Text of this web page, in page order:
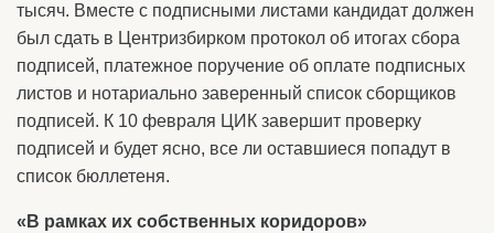
тысяч. Вместе с подписными листами кандидат должен
был сдать в Центризбирком протокол об итогах сбора
подписей, платежное поручение об оплате подписных
листов и нотариально заверенный список сборщиков
подписей. К 10 февраля ЦИК завершит проверку
подписей и будет ясно, все ли оставшиеся попадут в
список бюллетеня.
«В рамках их собственных коридоров»